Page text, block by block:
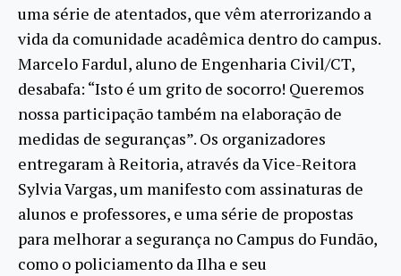
uma série de atentados, que vêm aterrorizando a
vida da comunidade acadêmica dentro do campus.
Marcelo Fardul, aluno de Engenharia Civil/CT,
desabafa: “Isto é um grito de socorro! Queremos
nossa participação também na elaboração de
medidas de seguranças”. Os organizadores
entregaram à Reitoria, através da Vice-Reitora
Sylvia Vargas, um manifesto com assinaturas de
alunos e professores, e uma série de propostas
para melhorar a segurança no Campus do Fundão,
como o policiamento da Ilha e seu